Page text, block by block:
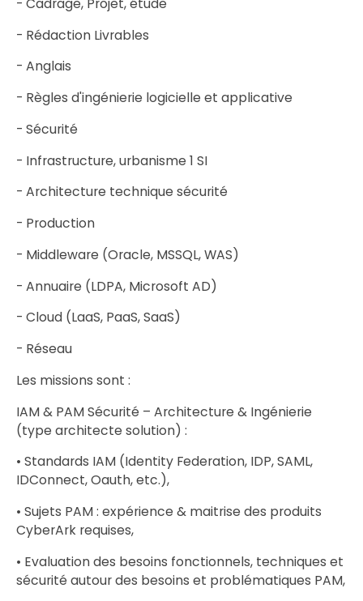
- Rédaction Livrables
- Anglais
- Règles d'ingénierie logicielle et applicative
- Sécurité
- Infrastructure, urbanisme 1 SI
- Architecture technique sécurité
- Production
- Middleware (Oracle, MSSQL, WAS)
- Annuaire (LDPA, Microsoft AD)
- Cloud (LaaS, PaaS, SaaS)
- Réseau
Les missions sont :
IAM & PAM Sécurité – Architecture & Ingénierie
(type architecte solution) :
• Standards IAM (Identity Federation, IDP, SAML,
IDConnect, Oauth, etc.),
• Sujets PAM : expérience & maitrise des produits
CyberArk requises,
• Evaluation des besoins fonctionnels, techniques et
sécurité autour des besoins et problématiques PAM,